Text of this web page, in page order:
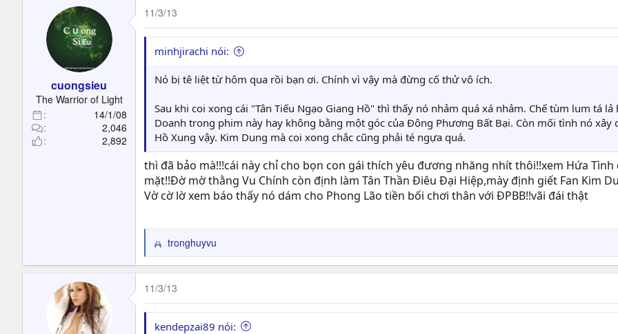
t
e
r
cuongsieu
The Warrior of Light
14/1/08
2,046
2,892
11/3/13
minhjirachi nói:
Nó bị tê liệt từ hôm qua rồi bạn ơi. Chính vì vậy mà đừng cố thử vô ích.
Sau khi coi xong cái "Tân Tiếu Ngạo Giang Hồ" thì thấy nó nhảm quá xá nhảm. Chế tùm lum tá
Doanh trong phim này hay không bằng một góc của Đông Phương Bất Bại. Còn mối tình nó
Hồ Xung vậy. Kim Dung mà coi xong chắc cũng phải té ngựa quá.
thì đã bảo mà!!!cái này chỉ cho bọn con gái thích yêu đương nhăng nhít thôi!!xem Hứa
mặt!!Đờ mờ thằng Vu Chính còn định làm Tân Thần Điêu Đại Hiệp,mày định giết Fan Kim
Vờ cờ lờ xem báo thấy nó dám cho Phong Lão tiền bối chơi thân với ĐPBB!!vãi đái thật
R
e
a
c
t
i
o
tronghuyvu
11/3/13
kendepzai89 nói: